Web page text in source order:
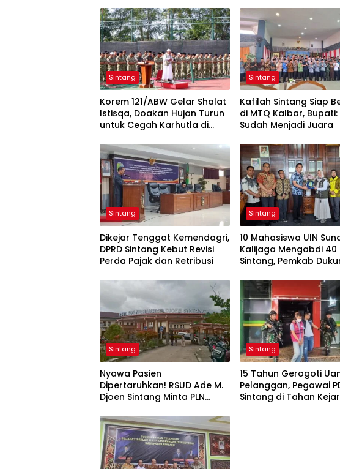
Sintang
Korem 121/ABW Gelar Shalat
Istisqa, Doakan Hujan Turun
untuk Cegah Karhutla di
Sintang
Kafilah Sintang Siap
di MTQ Kalbar,
Sudah Menjadi Juara
Sintang
Dikejar Tenggat Kemendagri,
DPRD Sintang Kebut Revisi
Perda Pajak dan Retribusi
Sintang
10 Mahasiswa UIN
Kalijaga Mengabdi 40
Sintang, Pemkab
Pendampingan
Berkelanjutan
Sintang
Nyawa Pasien
Dipertaruhkan! RSUD Ade M.
Djoen Sintang Minta PLN
di Area Rumah Sakit
Sintang
15 Tahun Gerogoti
Pelanggan, Pegawai
Sintang di Tahan